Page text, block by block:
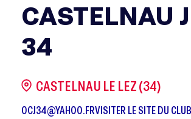
CASTELNAU
34
CASTELNAU LE LEZ (34)
OCJ34@YAHOO.FRVISITER LE SITE DU CLUB